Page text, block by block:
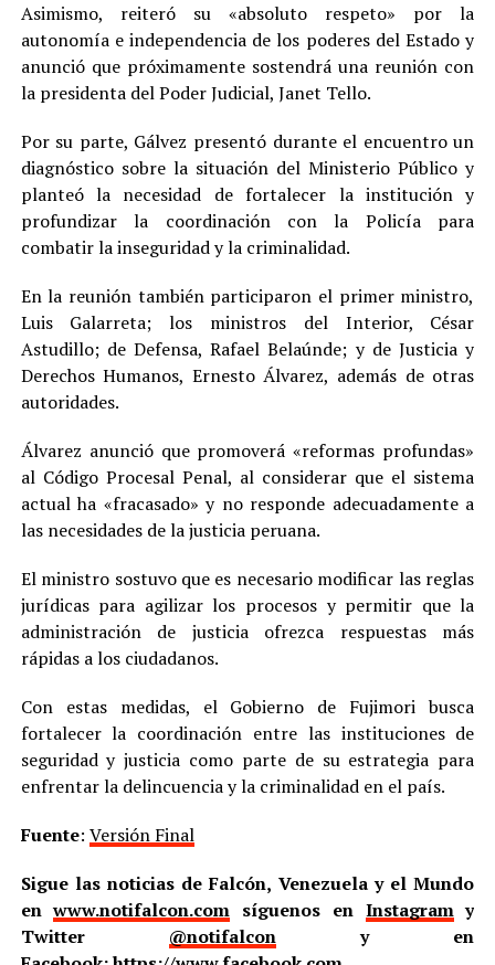
Asimismo, reiteró su «absoluto respeto» por la
autonomía e independencia de los poderes del Estado y
anunció que próximamente sostendrá una reunión con
la presidenta del Poder Judicial, Janet Tello.
Por su parte, Gálvez presentó durante el encuentro un
diagnóstico sobre la situación del Ministerio Público y
planteó la necesidad de fortalecer la institución y
profundizar la coordinación con la Policía para
combatir la inseguridad y la criminalidad.
En la reunión también participaron el primer ministro,
Luis Galarreta; los ministros del Interior, César
Astudillo; de Defensa, Rafael Belaúnde; y de Justicia y
Derechos Humanos, Ernesto Álvarez, además de otras
autoridades.
Álvarez anunció que promoverá «reformas profundas»
al Código Procesal Penal, al considerar que el sistema
actual ha «fracasado» y no responde adecuadamente a
las necesidades de la justicia peruana.
El ministro sostuvo que es necesario modificar las reglas
jurídicas para agilizar los procesos y permitir que la
administración de justicia ofrezca respuestas más
rápidas a los ciudadanos.
Con estas medidas, el Gobierno de Fujimori busca
fortalecer la coordinación entre las instituciones de
seguridad y justicia como parte de su estrategia para
enfrentar la delincuencia y la criminalidad en el país.
Fuente: Versión Final
Sigue las noticias de Falcón, Venezuela y el Mundo
enwww.notifalcon.com síguenos en Instagramy
Twitter @notifalcony en